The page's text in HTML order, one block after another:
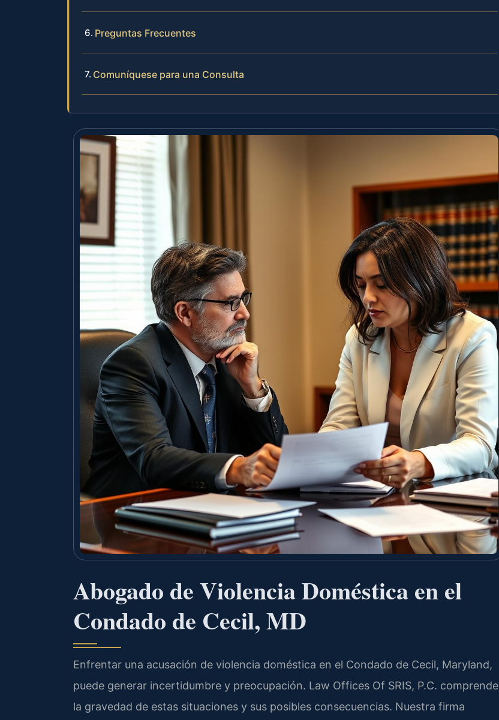
Preguntas Frecuentes
Comuníquese para una Consulta
Abogado de Violencia Doméstica en el
Condado de Cecil, MD
Enfrentar una acusación de violencia doméstica en el Condado de Cecil, Maryland,
puede generar incertidumbre y preocupación. Law Offices Of SRIS, P.C. comprende
la gravedad de estas situaciones y sus posibles consecuencias. Nuestra firma